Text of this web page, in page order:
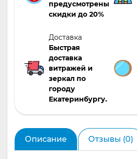
Екатеринбургу.предусмотрены
скидки до 20%
Доставка
Быстрая
доставка
витражей и
зеркал по
городу
Екатеринбургу.
Описание Отзывы (0)